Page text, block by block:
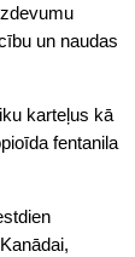
un naudas
karteļus kā
fentanila